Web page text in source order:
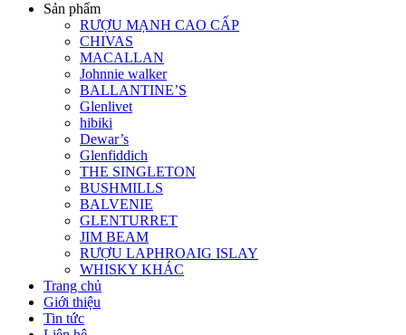
Sản phẩm
RƯỢU MẠNH CAO CẤP
CHIVAS
MACALLAN
Johnnie walker
BALLANTINE’S
Glenlivet
hibiki
Dewar’s
Glenfiddich
THE SINGLETON
BUSHMILLS
BALVENIE
GLENTURRET
JIM BEAM
RƯỢU LAPHROAIG ISLAY
WHISKY KHÁC
Trang chủ
Giới thiệu
Tin tức